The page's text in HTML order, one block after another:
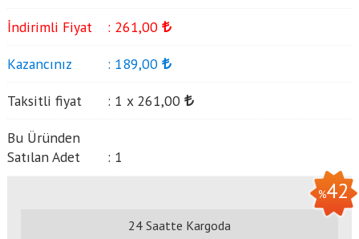
İndirimli Fiyat : 261,00
Kazancınız : 189,00
Taksitli fiyat : 1 x 261,00
Bu Üründen
Satılan Adet
: 1
%42
24 Saatte Kargoda